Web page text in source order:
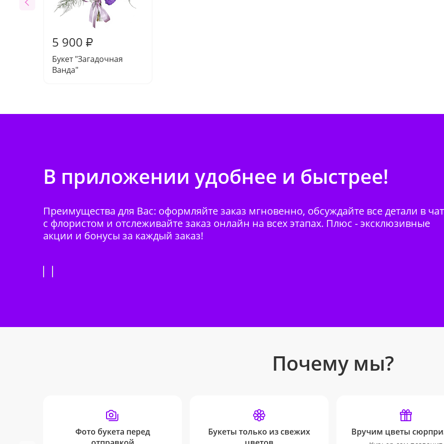
5 900 ₽
Букет "Загадочная
Ванда"
В приложении удобнее и быстрее!
Преимущества для Вас: оформляйте заказ мгновенно, обсуждайте все детали в
с флористом и отслеживайте заказ онлайн на всех этапах. Плюс - эксклюзивные
акции и бонусы за каждый заказ!
Почему мы?
Фото букета перед
Букеты только из свежих
Вручим цветы